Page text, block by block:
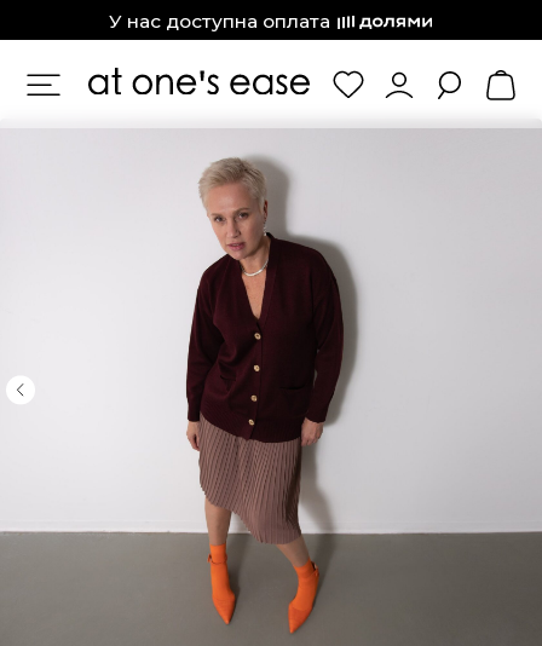
У нас доступна оплата